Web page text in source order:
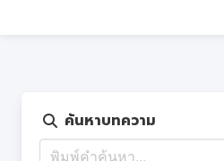
บุคลากร
แผนปฏิบัติการ
ค้นหาบทความ